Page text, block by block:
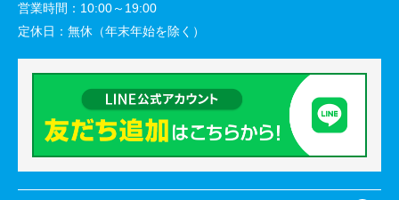
営業時間： 10:00～19:00
定休日： 無休（年末年始を除く）